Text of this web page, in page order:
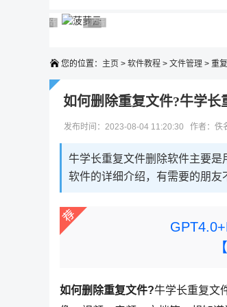
广告 商业广告，理性选择
广告 商业广告，理性选择
广告 商业广告，理性选择广告 商业广告，理性选择
广告 商业广告，理性选择
您的位置： 主页 > 软件教程 > 文件管理 > 重
如何删除重复文件?牛学
发布时间：2023-08-04 11:20:30 作者：佚
牛学长重复文件删除软件主要
软件的详细介绍，有需要的朋友
【
如何删除重复文件?牛学长重复文